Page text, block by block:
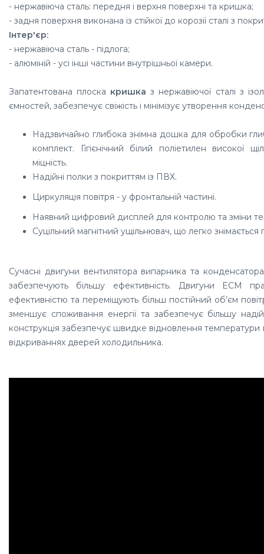
- нержавіюча сталь: передня і верхня поверхні та кришка;
- задня поверхня виконана із стійкої до корозії сталі з
Інтер'єр:
- нержавіюча сталь - підлога;
- алюміній - усі інші частини внутрішньої камери.
Запатентована плоска кришка з нержавіючої сталі з
ємностей, забезпечує свіжість і мінімізує утворення
Надзвичайно глибока знімна дошка для обробки
комплект. Гігієнічний білий поліетилен високої
міцність.
Надійні полки з покриттям із ПВХ.
Циркуляція повітря - у фронтальній частині.
Наявний цифровий дисплей для контролю та зміни
Суцільний магнітний ущільнювач, що легко знімається
Сучасні двигуни вентилятора випарника та
забезпечують більшу ефективність. Двигуни ECM
ефективністю та переміщують більш постійний об’єм
зменшує споживання енергії та забезпечує більшу
конструкція забезпечує швидке відновленнятемператури
відкриваннях дверей холодильника.